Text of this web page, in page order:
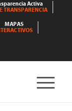
Activa
TRANSPARENCIA
MAPAS